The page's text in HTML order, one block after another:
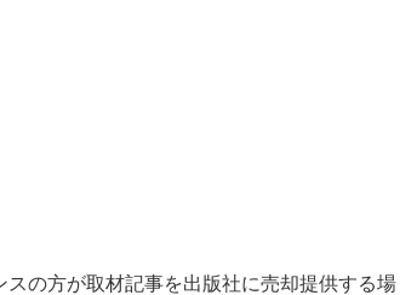
の方が取材記事を出版社に売却提供する場